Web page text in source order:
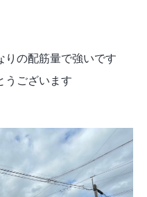
りの配筋量で強いです
うございます